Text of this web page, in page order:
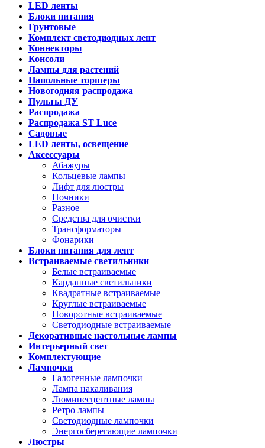
LED ленты
Блоки питания
Грунтовые
Комплект светодиодных лент
Коннекторы
Консоли
Лампы для растений
Напольные торшеры
Новогодняя распродажа
Пульты ДУ
Распродажа
Распродажа ST Luce
Садовые
LED ленты, освещение
Аксессуары
Абажуры
Кольцевые лампы
Лифт для люстры
Ночники
Разное
Средства для очистки
Трансформаторы
Фонарики
Блоки питания для лент
Встраиваемые светильники
Белые встраиваемые
Карданные светильники
Квадратные встраиваемые
Круглые встраиваемые
Поворотные встраиваемые
Светодиодные встраиваемые
Декоративные настольные лампы
Интерьерный свет
Комплектующие
Лампочки
Галогенные лампочки
Лампа накаливания
Люминесцентные лампы
Ретро лампы
Светодиодные лампочки
Энергосберегающие лампочки
Люстры